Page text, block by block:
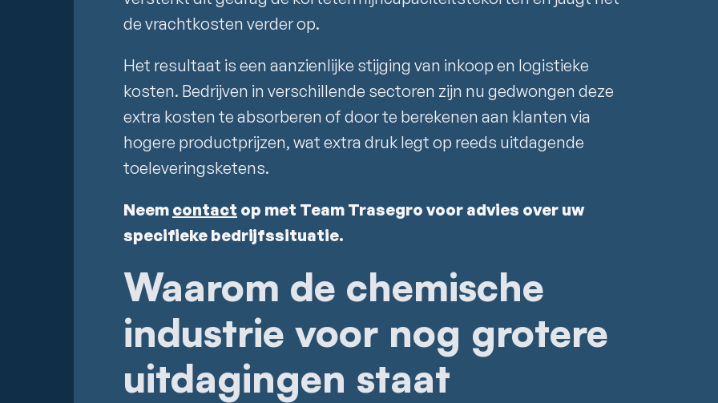
de vrachtkosten verder op.
Het resultaat is een aanzienlijke stijging van inkoop en logistieke
kosten. Bedrijven in verschillende sectoren zijn nu gedwongen deze
extra kosten te absorberen of door te berekenen aan klanten via
hogere productprijzen, wat extra druk legt op reeds uitdagende
toeleveringsketens.
Neem contact op met Team Trasegro voor advies over uw
specifieke bedrijfssituatie.
Waarom de chemische
industrie voor nog grotere
uitdagingen staat